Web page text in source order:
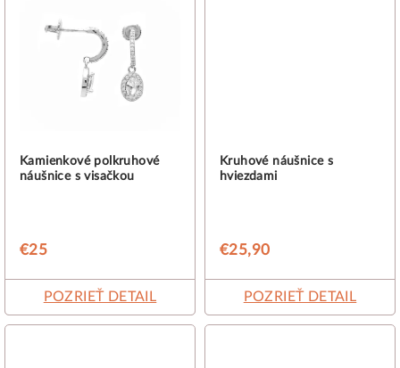
Kamienkové polkruhové
náušnice s visačkou
€25
POZRIEŤ DETAIL
Kruhové náušnice s
hviezdami
€25,90
POZRIEŤ DETAIL